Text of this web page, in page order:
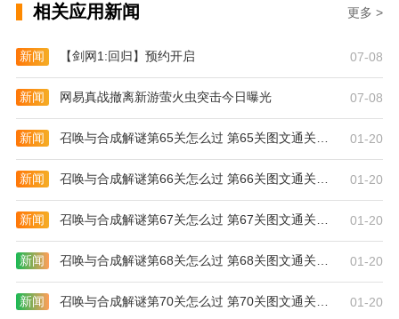
相关应用新闻 更多 >
新闻 【剑网1:回归】预约开启 07-08
新闻 网易真战撤离新游萤火虫突击今日曝光 07-08
新闻 召唤与合成解谜第65关怎么过 第65关图文通关攻略 01-20
新闻 召唤与合成解谜第66关怎么过 第66关图文通关攻略 01-20
新闻 召唤与合成解谜第67关怎么过 第67关图文通关攻略 01-20
新闻 召唤与合成解谜第68关怎么过 第68关图文通关攻略 01-20
新闻 召唤与合成解谜第70关怎么过 第70关图文通关攻略 01-20